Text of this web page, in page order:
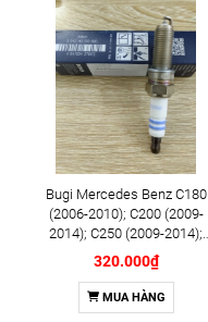
Bugi Mercedes Benz C180
(2006-2010); C200 (2009-
2014); C250 (2009-2014);
E250 (2009-2013); G500
(2008-2015); GL450 (2006-
2012), S500 (2005-2011);
SLK200 (2011-2015) chính
320.000₫
MUA HÀNG